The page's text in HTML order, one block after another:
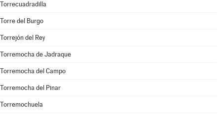
Torrecuadradilla
Torre del Burgo
Torrejón del Rey
Torremocha de Jadraque
Torremocha del Campo
Torremocha del Pinar
Torremochuela